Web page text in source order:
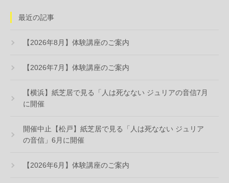
最近の記事
【2026年8月】体験講座のご案内
【2026年7月】体験講座のご案内
【横浜】紙芝居で見る「人は死なない ジュリアの音信7月
に開催
開催中止【松戸】紙芝居で見る「人は死なない ジュリア
の音信」6月に開催
【2026年6月】体験講座のご案内